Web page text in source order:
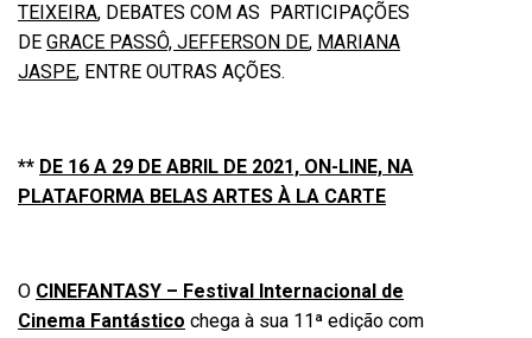
TEIXEIRA, DEBATES COM AS PARTICIPAÇÕES
DE GRACE PASSÔ, JEFFERSON DE, MARIANA
JASPE, ENTRE OUTRAS AÇÕES.
** DE 16 A 29 DE ABRIL DE 2021, ON-LINE, NA
PLATAFORMA BELAS ARTES À LA CARTE
O CINEFANTASY – Festival Internacional de
Cinema Fantástico chega à sua 11ª edição com